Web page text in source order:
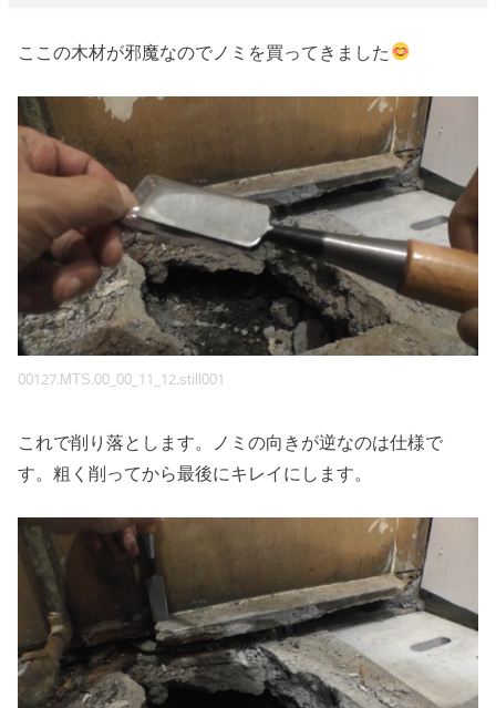
ここの木材が邪魔なのでノミを買ってきました
00127.MTS.00_00_11_12.still001
これで削り落とします。ノミの向きが逆なのは仕様で
す。粗く削ってから最後にキレイにします。